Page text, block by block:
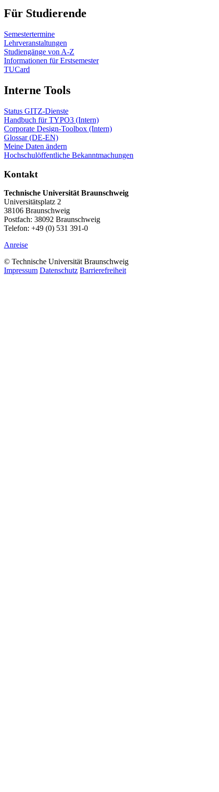
Für Studierende
Semestertermine
Lehrveranstaltungen
Studiengänge von A-Z
Informationen für Erstsemester
TUCard
Interne Tools
Status GITZ-Dienste
Handbuch für TYPO3 (Intern)
Corporate Design-Toolbox (Intern)
Glossar (DE-EN)
Meine Daten ändern
Hochschulöffentliche Bekanntmachungen
Kontakt
Technische Universität Braunschweig
Universitätsplatz 2
38106 Braunschweig
Postfach: 38092 Braunschweig
Telefon: +49 (0) 531 391-0
Anreise
© Technische Universität Braunschweig
Impressum Datenschutz Barrierefreiheit